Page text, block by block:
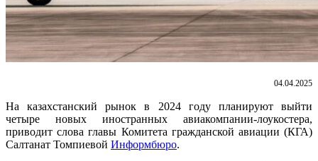
04.04.2025
На казахстанский рынок в 2024 году планируют выйти
четыре новых иностранных авиакомпании-лоукостера,
приводит слова главы Комитета гражданской авиации (КГА)
Салтанат Томпиевой Информбюро.